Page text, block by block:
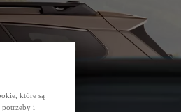
które są
potrzeby i